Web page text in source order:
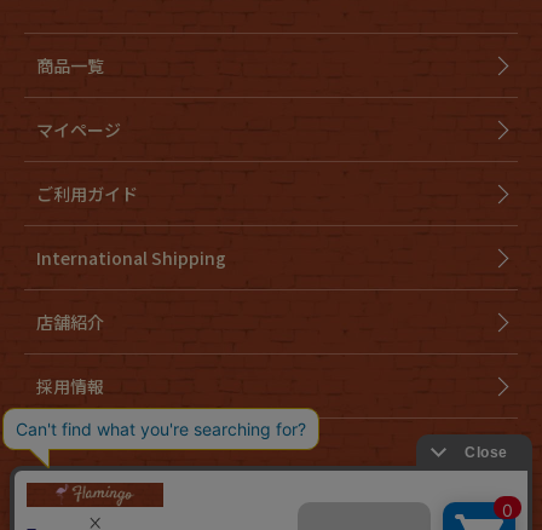
商品一覧
マイページ
ご利用ガイド
International Shipping
店舗紹介
採用情報
会社概要
個人情報取り扱いについて
cookieについて